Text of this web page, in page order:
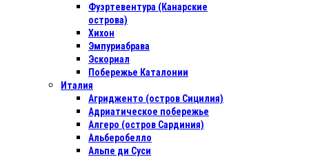
Фуэртевентура (Канарские
острова)
Хихон
Эмпуриабрава
Эскориал
Побережье Каталонии
Италия
Агридженто (остров Сицилия)
Адриатическое побережье
Алгеро (остров Сардиния)
Альберобелло
Альпе ди Суси